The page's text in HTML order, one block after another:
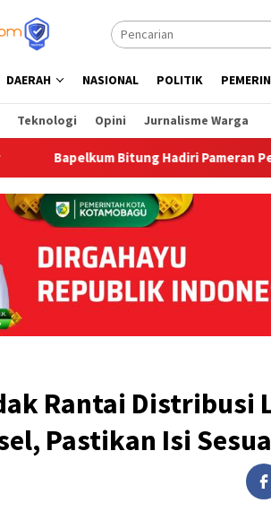
DAERAH NASIONAL POLITIK
Teknologi Opini Jurnalisme Warga
Bitung Hadiri Pameran
Rantai Distribusi
Pastikan Isi